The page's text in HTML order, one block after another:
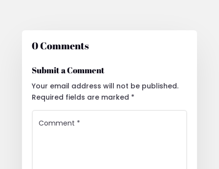
0 Comments
Submit a Comment
Your email address will not be published.
Required fields are marked *